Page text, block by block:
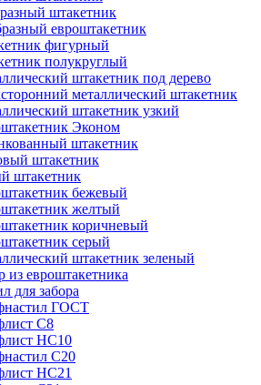
штакетник
евроштакетник
фигурный
полукруглый
штакетник под дерево
металлический штакетник
штакетник узкий
Эконом
штакетник
штакетник
штакетник
бежевый
желтый
коричневый
серый
штакетник зеленый
из евроштакетника
для забора
ГОСТ
С8
НС10
С20
НС21